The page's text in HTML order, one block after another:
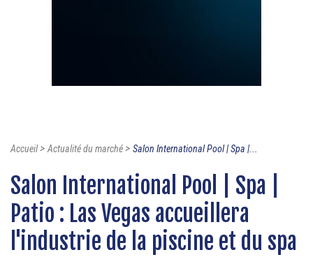
Accueil>Actualité du marché> Salon International Pool | Spa |...
Salon International Pool | Spa |
Patio : Las Vegas accueillera
l'industrie de la piscine et du spa